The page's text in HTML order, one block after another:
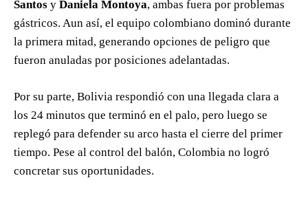
Santos y Daniela Montoya, ambas fuera por problemas
gástricos. Aun así, el equipo colombiano dominó durante
la primera mitad, generando opciones de peligro que
fueron anuladas por posiciones adelantadas.
Por su parte, Bolivia respondió con una llegada clara a
los 24 minutos que terminó en el palo, pero luego se
replegó para defender su arco hasta el cierre del primer
tiempo. Pese al control del balón, Colombia no logró
concretar sus oportunidades.